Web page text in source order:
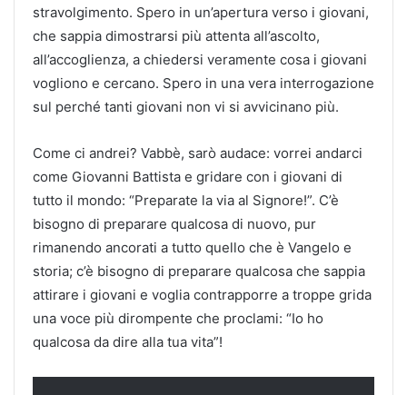
stravolgimento. Spero in un’apertura verso i giovani,
che sappia dimostrarsi più attenta all’ascolto,
all’accoglienza, a chiedersi veramente cosa i giovani
vogliono e cercano. Spero in una vera interrogazione
sul perché tanti giovani non vi si avvicinano più.
Come ci andrei? Vabbè, sarò audace: vorrei andarci
come Giovanni Battista e gridare con i giovani di
tutto il mondo: “Preparate la via al Signore!”. C’è
bisogno di preparare qualcosa di nuovo, pur
rimanendo ancorati a tutto quello che è Vangelo e
storia; c’è bisogno di preparare qualcosa che sappia
attirare i giovani e voglia contrapporre a troppe grida
una voce più dirompente che proclami: “Io ho
qualcosa da dire alla tua vita”!